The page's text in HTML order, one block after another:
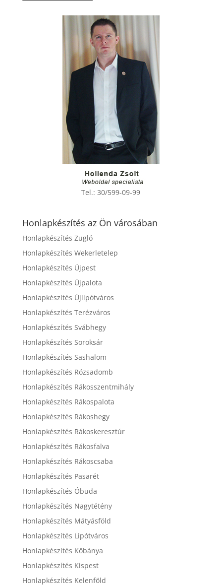
Tel.:30/599-09-99
Honlapkészítés az Ön városában
Honlapkészítés Zugló
Honlapkészítés Wekerletelep
Honlapkészítés Újpest
Honlapkészítés Újpalota
Honlapkészítés Újlipótváros
Honlapkészítés Terézváros
Honlapkészítés Svábhegy
Honlapkészítés Soroksár
Honlapkészítés Sashalom
Honlapkészítés Rózsadomb
Honlapkészítés Rákosszentmihály
Honlapkészítés Rákospalota
Honlapkészítés Rákoshegy
Honlapkészítés Rákoskeresztúr
Honlapkészítés Rákosfalva
Honlapkészítés Rákoscsaba
Honlapkészítés Pasarét
Honlapkészítés Óbuda
Honlapkészítés Nagytétény
Honlapkészítés Mátyásföld
Honlapkészítés Lipótváros
Honlapkészítés Kőbánya
Honlapkészítés Kispest
Honlapkészítés Kelenföld